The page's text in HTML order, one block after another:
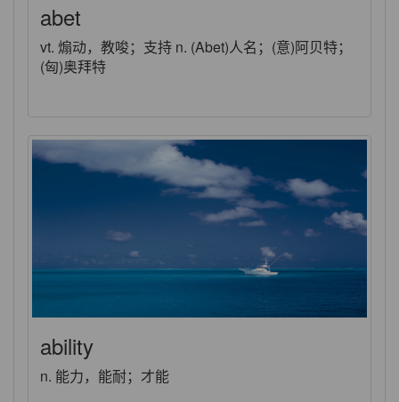
abet
vt. 煽动，教唆；支持 n. (Abet)人名；(意)阿贝特；
(匈)奥拜特
ability
n. 能力，能耐；才能